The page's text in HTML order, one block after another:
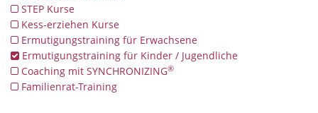
STEP Kurse
Kess-erziehen Kurse
Ermutigungstraining für Erwachsene
Ermutigungstraining für Kinder / Jugendliche
Coaching mit SYNCHRONIZING®
Familienrat-Training